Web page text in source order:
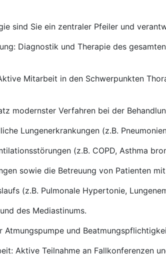
sind Sie ein zentraler Pfeiler und
Diagnostik und Therapie des
Mitarbeit in den Schwerpunkten
modernster Verfahren bei der
Lungenerkrankungen (z.B.
(z.B. COPD, Asthma
sowie die Betreuung von Patienten
(z.B. Pulmonale Hypertonie,
des Mediastinums.
Atmungspumpe und
Aktive Teilnahme an Fallkonferenzen